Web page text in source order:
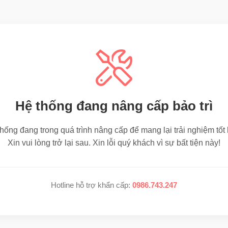
Hệ thống đang nâng cấp bảo trì
đang trong quá trình nâng cấp để mang lại trải nghiệm tốt
Xin vui lòng trở lại sau. Xin lỗi quý khách vì sự bất tiện này!
Hotline hỗ trợ khẩn cấp: 0986.743.247